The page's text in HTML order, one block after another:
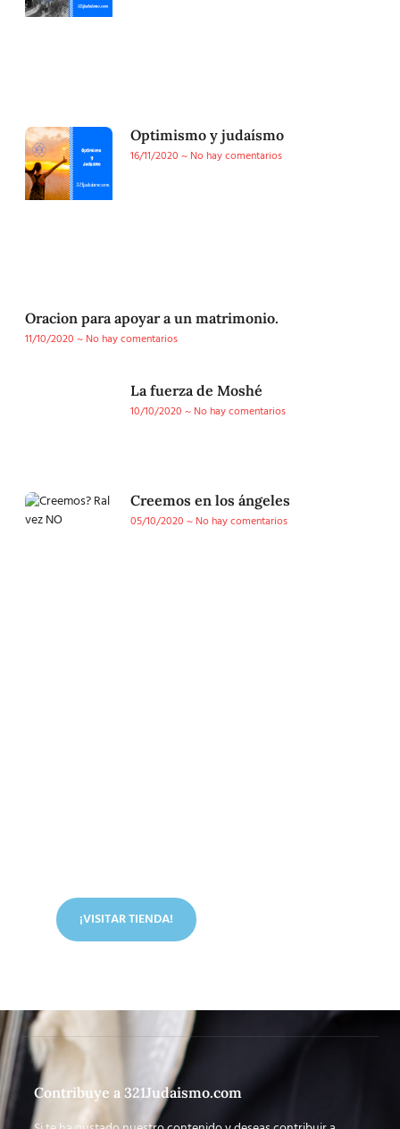
Optimismo y judaísmo
16/11/2020
No hay comentarios
Oracion para apoyar a un matrimonio.
11/10/2020
No hay comentarios
La fuerza de Moshé
10/10/2020
No hay comentarios
Creemos en los ángeles
05/10/2020
No hay comentarios
¡VISITAR TIENDA!
Contribuye a 321Judaismo.com